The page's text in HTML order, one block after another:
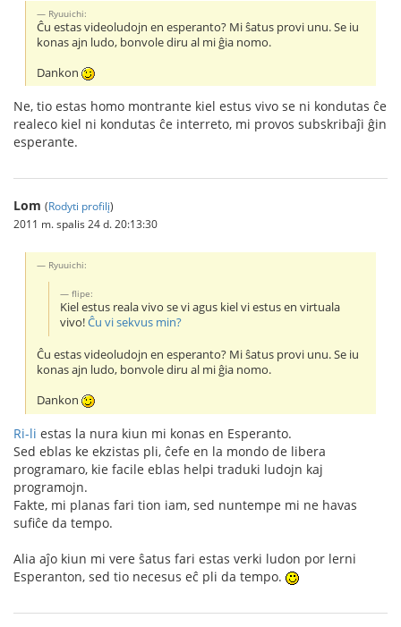
Ryuuichi:
Ĉu estas videoludojn en esperanto? Mi ŝatus provi unu. Se iu
konas ajn ludo, bonvole diru al mi ĝia nomo.
Dankon
Ne, tio estas homo montrante kiel estus vivo se ni kondutas ĉe
realeco kiel ni kondutas ĉe interreto, mi provos subskribaĵi ĝin
esperante.
Lom (Rodyti profilį)
2011 m. spalis 24 d. 20:13:30
Ryuuichi:
flipe:
Kiel estus reala vivo se vi agus kiel vi estus en virtuala
vivo!Ĉu vi sekvus min?
Ĉu estas videoludojn en esperanto? Mi ŝatus provi unu. Se iu
konas ajn ludo, bonvole diru al mi ĝia nomo.
Dankon
Ri-li estas la nura kiun mi konas en Esperanto.
Sed eblas ke ekzistas pli, ĉefe en la mondo de libera
programaro, kie facile eblas helpi traduki ludojn kaj
programojn.
Fakte, mi planas fari tion iam, sed nuntempe mi ne havas
sufiĉe da tempo.
Alia aĵo kiun mi vere ŝatus fari estas verki ludon por lerni
Esperanton, sed tio necesus eĉ pli da tempo.